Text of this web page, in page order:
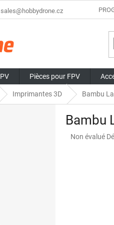
sales@hobbydrone.cz
Pièces pour FPV
Imprimantes 3D Bambu
Bambu
L'évaluation
Non évalué